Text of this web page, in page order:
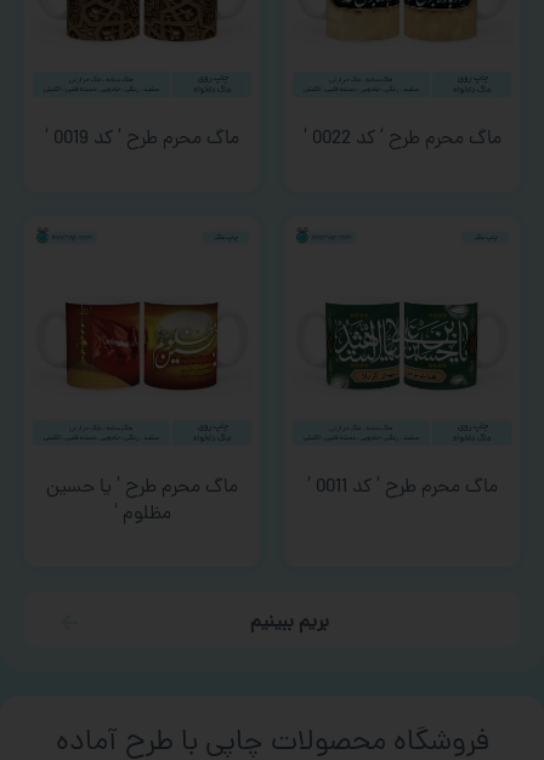
ماگ محرم طرح ‘ کد 0022 ‘ ماگ محرم طرح ‘ کد 0019 ‘
ماگ محرم طرح ‘ کد 0011 ‘
ماگ محرم طرح ‘ یا حسین
مظلوم ‘
بریم ببینیم
فروشگاه محصولات چاپی با طرح آماده